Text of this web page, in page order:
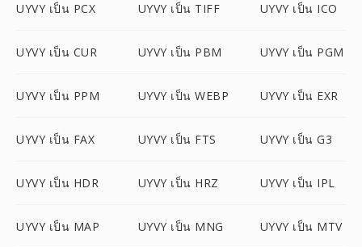
UYVY เป็น PCX UYVY เป็น TIFF UYVY เป็น ICO
UYVY เป็น CUR UYVY เป็น PBM UYVY เป็น PGM
UYVY เป็น PPM UYVY เป็น WEBP UYVY เป็น EXR
UYVY เป็น FAX UYVY เป็น FTS UYVY เป็น G3
UYVY เป็น HDR UYVY เป็น HRZ UYVY เป็น IPL
UYVY เป็น MAP UYVY เป็น MNG UYVY เป็น MTV